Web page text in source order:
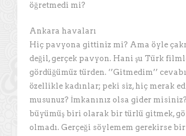
öğretmedi mi?
Ankara havaları
Hiç pavyona gittiniz mi? Ama öyle
değil, gerçek pavyon. Hani şu Türk
gördüğümüz türden. ‘’Gitmedim’’
özellikle kadınlar; peki siz, hiç merak
musunuz? İmkanınız olsa gider
büyümüş biri olarak bir türlü gitmek,
olmadı. Gerçeği söylemem gerekirse